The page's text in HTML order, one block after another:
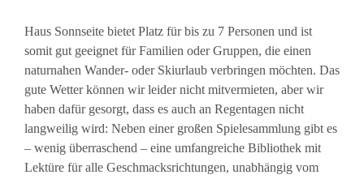
Haus Sonnseite bietet Platz für bis zu 7 Personen und ist
somit gut geeignet für Familien oder Gruppen, die einen
naturnahen Wander- oder Skiurlaub verbringen möchten. Das
gute Wetter können wir leider nicht mitvermieten, aber wir
haben dafür gesorgt, dass es auch an Regentagen nicht
langweilig wird: Neben einer großen Spielesammlung gibt es
– wenig überraschend – eine umfangreiche Bibliothek mit
Lektüre für alle Geschmacksrichtungen, unabhängig vom